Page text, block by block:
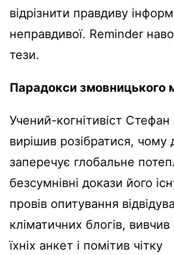
відрізнити правдиву
неправдивої. Reminder
тези.
Парадокси змовницького
Учений-когнітивіст Стефан
вирішив розібратися, чому
заперечує глобальне
безсумнівні докази його
провів опитування
кліматичних блогів,
їхніх анкет і помітив чітку